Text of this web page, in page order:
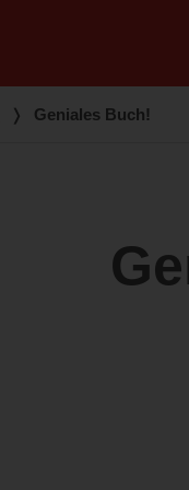
❭ Geniales Buch!